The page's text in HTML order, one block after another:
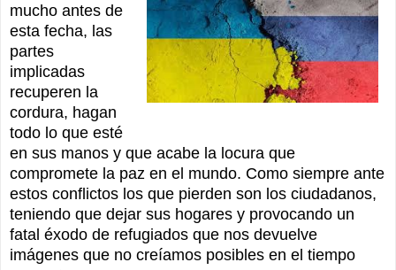
mucho antes de
esta fecha, las
partes
implicadas
recuperen la
cordura, hagan
todo lo que esté
en sus manos y que acabe la locura que
compromete la paz en el mundo. Como siempre ante
estos conflictos los que pierden son los ciudadanos,
teniendo que dejar sus hogares y provocando un
fatal éxodo de refugiados que nos devuelve
imágenes que no creíamos posibles en el tiempo